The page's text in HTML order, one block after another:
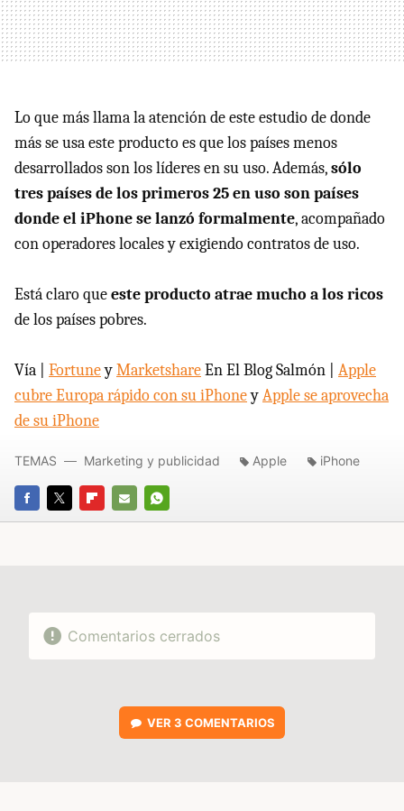
Lo que más llama la atención de este estudio de donde
más se usa este producto es que los países menos
desarrollados son los líderes en su uso. Además,sólo
tres países de los primeros 25 en uso son países
donde el iPhone se lanzó formalmente, acompañado
con operadores locales y exigiendo contratos de uso.
Está claro queeste producto atrae mucho a los ricos
de los países pobres.
Vía | FortuneyMarketshareEn El Blog Salmón | Apple
cubre Europa rápido con su iPhoneyApple se aprovecha
de su iPhone
FACEBOOK
TWITTERFLIPBOARD
E-
WHATSAPP
TEMAS Marketing y publicidad Apple iPhone
Comentarios cerrados
VER 3 COMENTARIOS